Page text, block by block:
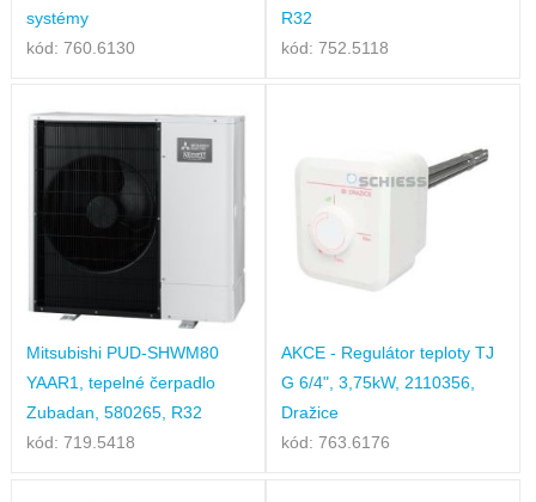
systémy
kód: 760.6130
R32
kód: 752.5118
Mitsubishi PUD-SHWM80
YAAR1, tepelné čerpadlo
Zubadan, 580265, R32
kód: 719.5418
AKCE - Regulátor teploty TJ
G 6/4", 3,75kW, 2110356,
Dražice
kód: 763.6176